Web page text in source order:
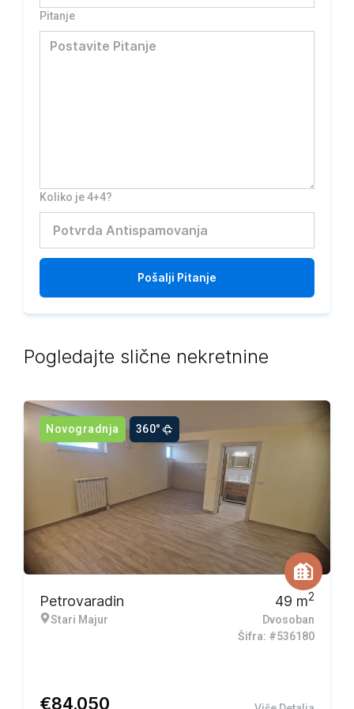
Pitanje
Koliko je 4+4?
Pošalji Pitanje
Pogledajte slične nekretnine
Novogradnja 360°
Petrovaradin
Stari Majur
49 m2
Dvosoban
Šifra: #536180
€84.050